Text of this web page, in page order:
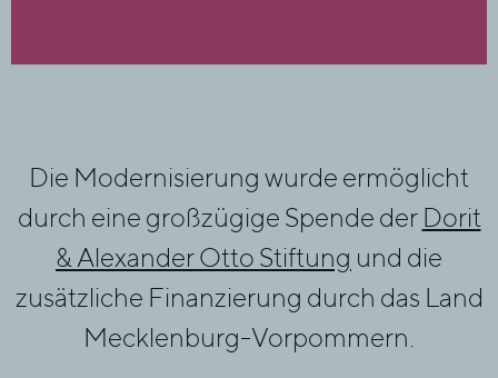
Die Modernisierung wurde ermöglicht
durch eine großzügige Spende der Dorit
& Alexander Otto Stiftung und die
zusätzliche Finanzierung durch das Land
Mecklenburg-Vorpommern.